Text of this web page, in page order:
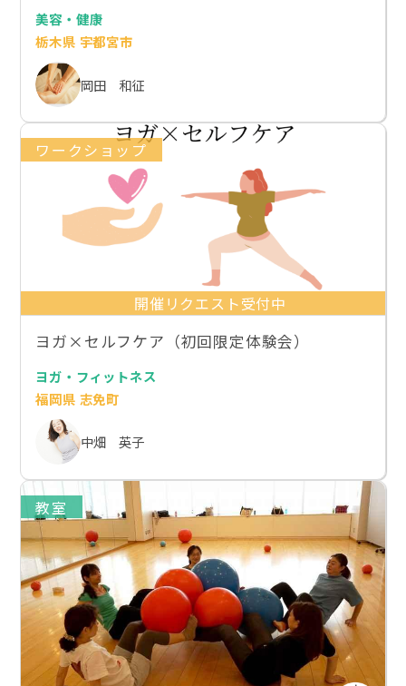
美容・健康
栃木県 宇都宮市
岡田 和征
ワークショップ
開催リクエスト受付中
ヨガ×セルフケア（初回限定体験会）
ヨガ・フィットネス
福岡県 志免町
中畑 英子
教室